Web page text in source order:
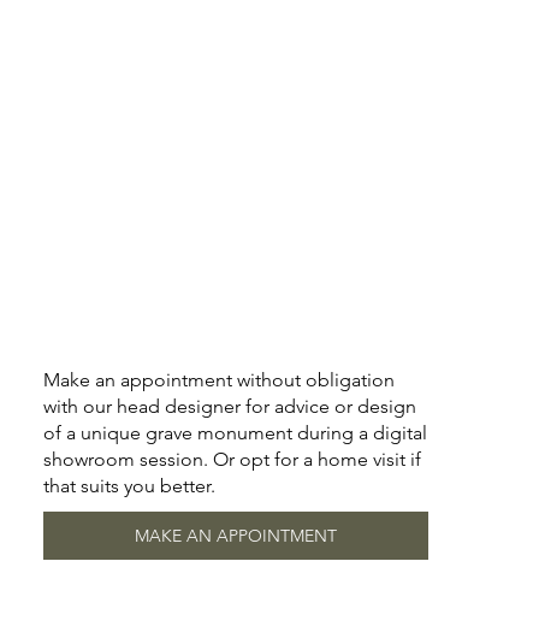
Make an appointment without obligation
with our head designer for advice or design
of a unique grave monument during a digital
showroom session. Or opt for a home visit if
that suits you better.
MAKE AN APPOINTMENT